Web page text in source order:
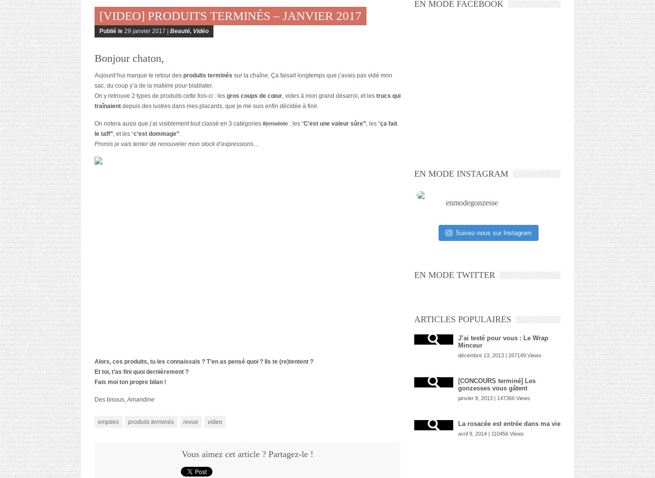
[VIDEO] PRODUITS TERMINÉS – JANVIER 2017
Publié le 29 janvier 2017 | Beauté, Vidéo
Bonjour chaton,
Aujourd’hui marque le retour des produits terminés sur la chaîne. Ça faisait longtemps que j’avais pas vidé mon
sac, du coup y’a de la matière pour blablater.
On y retrouve 2 types de produits cette fois-ci : les gros coups de cœur, vides à mon grand désarroi, et les trucs qui
traînaient depuis des lustres dans mes placards, que je me suis enfin décidée à finir.
On notera aussi que j’ai visiblement tout classé en 3 catégories #jeradote : les “C’est une valeur sûre”, les “ça fait
le taff”, et les “c’est dommage”.
Promis je vais tenter de renouveler mon stock d’expressions…
Alors, ces produits, tu les connaissais ? T’en as pensé quoi ? Ils te (re)tentent ?
Et toi, t’as fini quoi dernièrement ?
Fais moi ton propre bilan !
Des bisous,Amandine
empties produits terminés revue video
Vous aimez cet article ? Partagez-le !
EN MODE FACEBOOK
EN MODE INSTAGRAM
enmodegonzesse
Suivez-nous sur Instagram
EN MODE TWITTER
ARTICLES POPULAIRES
J’ai testé pour vous : Le Wrap
Minceur
décembre 13, 2013 | 267149 Views
[CONCOURS terminé] Les
gonzesses vous gâtent
janvier 8, 2013 | 147366 Views
La rosacée est entrée dans ma vie
avril 9, 2014 | 110456 Views